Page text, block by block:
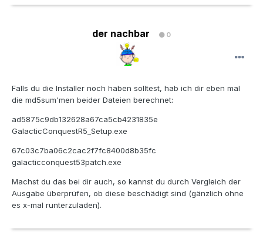
der nachbar 0
Falls du die Installer noch haben solltest, hab ich dir eben mal
die md5sum'men beider Dateien berechnet:
ad5875c9db132628a67ca5cb4231835e
GalacticConquestR5_Setup.exe
67c03c7ba06c2cac2f7fc8400d8b35fc
galacticconquest53patch.exe
Machst du das bei dir auch, so kannst du durch Vergleich der
Ausgabe überprüfen, ob diese beschädigt sind (gänzlich ohne
es x-mal runterzuladen).